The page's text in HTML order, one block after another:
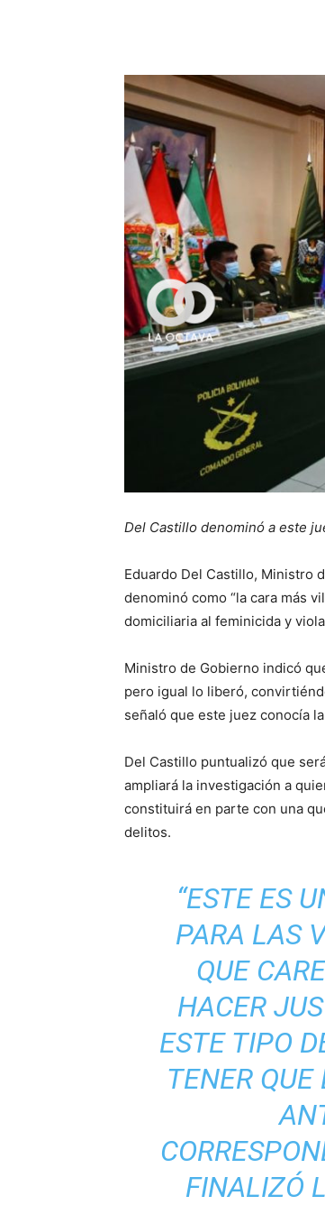
Del Castillo denominó a este
Eduardo Del Castillo, Ministro
denominó como “la cara más
domiciliaria al feminicida y
Ministro de Gobierno indicó
pero igual lo liberó,
señaló que este juez conocía
Del Castillo puntualizó que
ampliará la investigación a
constituirá en parte con una
delitos.
“ESTE ES
PARA LAS
QUE
HACER
ESTE TIPO
TENER
FINALIZÓ